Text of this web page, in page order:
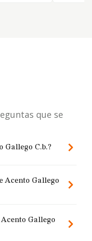
que se
Gallego C.b.?
Acento Gallego
Gallego